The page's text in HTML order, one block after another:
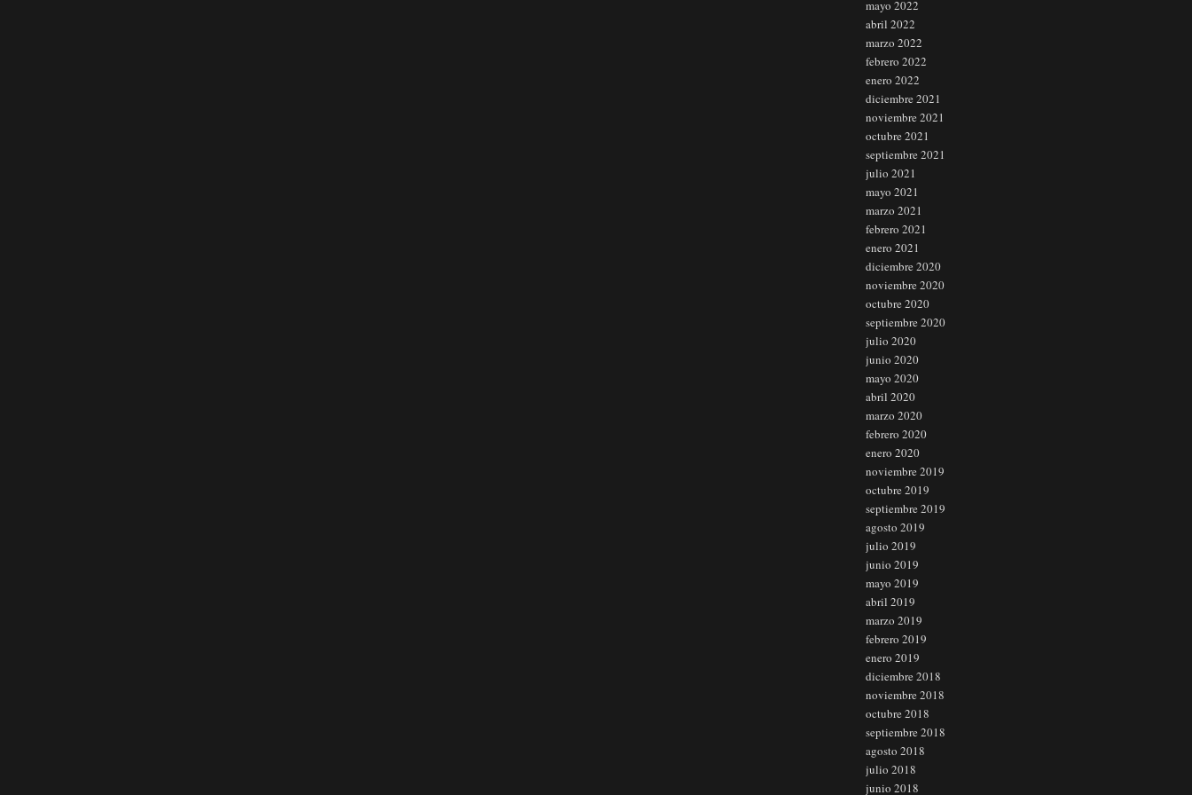
mayo 2022
abril 2022
marzo 2022
febrero 2022
enero 2022
diciembre 2021
noviembre 2021
octubre 2021
septiembre 2021
julio 2021
mayo 2021
marzo 2021
febrero 2021
enero 2021
diciembre 2020
noviembre 2020
octubre 2020
septiembre 2020
julio 2020
junio 2020
mayo 2020
abril 2020
marzo 2020
febrero 2020
enero 2020
noviembre 2019
octubre 2019
septiembre 2019
agosto 2019
julio 2019
junio 2019
mayo 2019
abril 2019
marzo 2019
febrero 2019
enero 2019
diciembre 2018
noviembre 2018
octubre 2018
septiembre 2018
agosto 2018
julio 2018
junio 2018